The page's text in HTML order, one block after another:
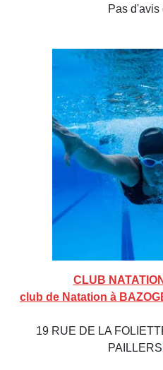
Pas d'avis
CLUB
club de Natation à
19 RUE DE LA
PAILLERS